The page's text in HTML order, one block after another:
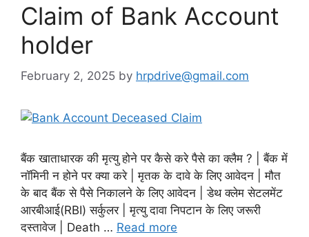
Claim of Bank Account
holder
February 2, 2025 by hrpdrive@gmail.com
बैंक खाताधारक की मृत्यु होने पर कैसे करे पैसे का क्लैम ? | बैंक में
नॉमिनी न होने पर क्या करे | मृतक के दावे के लिए आवेदन | मौत
के बाद बैंक से पैसे निकालने के लिए आवेदन | डेथ क्लेम सेटलमेंट
आरबीआई(RBI) सर्कुलर | मृत्यु दावा निपटान के लिए जरूरी
दस्तावेज | Death … Read more